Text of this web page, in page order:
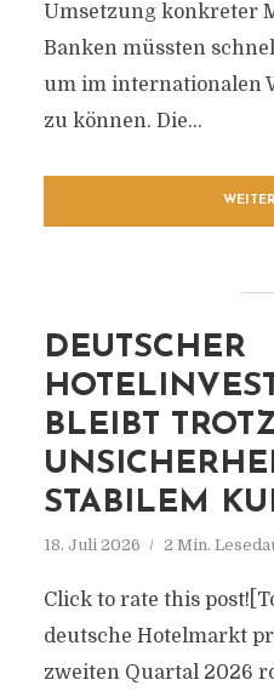
Umsetzung konkreter
Banken müssten
um im internationalen
zu können. Die...
DEUTSCHER
BLEIBT
STABILEM
18. Juli 2026 2 Min.
Click to rate this
deutsche Hotelmarkt
zweiten Quartal 2026